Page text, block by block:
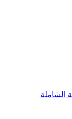
الشاملة